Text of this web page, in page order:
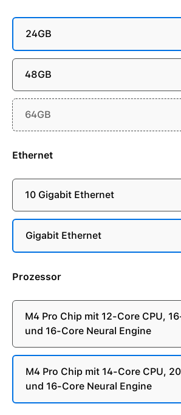
24GB
48GB
64GB
Ethernet
10 Gigabit Ethernet
Gigabit Ethernet
Prozessor
M4 Pro Chip mit 12-Core CPU,
und 16-Core Neural Engine
M4 Pro Chip mit 14-Core CPU,
und 16-Core Neural Engine